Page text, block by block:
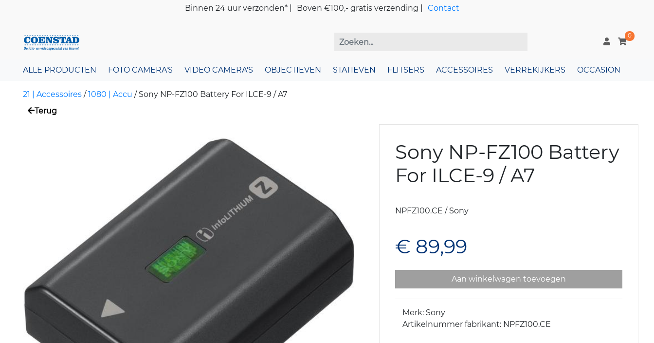
Binnen 24 uur verzonden* | Boven €100,- gratis verzending | Contact
0
ALLE PRODUCTEN FOTO CAMERA'S VIDEO CAMERA'S OBJECTIEVEN STATIEVEN FLITSERS ACCESSOIRES VERREKIJKERS OCCASION
21 | Accessoires / 1080 | Accu /Sony NP-FZ100 Battery For ILCE-9 / A7
Terug
Sony NP-FZ100 Battery
For ILCE-9 / A7
NPFZ100.CE / Sony
€ 89,99
Aan winkelwagen toevoegen
Merk: Sony
Artikelnummer fabrikant: NPFZ100.CE